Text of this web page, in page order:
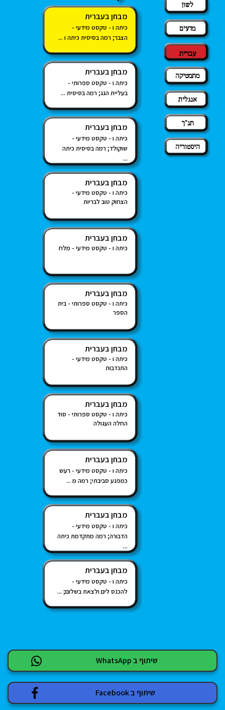
לשון
מדעים
עברית
מתמטיקה
אנגלית
תנ"ך
היסטוריה
מבחן בעברית
כיתה ו - טקסט מידעי -
הצבר; רמה בסיסית כיתה ו ...
מבחן בעברית
כיתה ו - טקסט ספרותי -
בעליית הגג; רמה בסיסית ...
מבחן בעברית
כיתה ו - טקסט מידעי -
שוקולד; רמה בסיסית כיתה
...
מבחן בעברית
כיתה ו - טקסט מידעי -
הצחוק טוב לבריות
מבחן בעברית
כיתה ו - טקסט מידעי - מלח
מבחן בעברית
כיתה ו - טקסט ספרותי - בית
הספר
מבחן בעברית
כיתה ו - טקסט מידעי -
התנדבות
מבחן בעברית
כיתה ו - טקסט ספרותי - סוד
החלה העגולה
מבחן בעברית
כיתה ו - טקסט מידעי - רעש
כמפגע סביבתי; רמה מ ...
מבחן בעברית
כיתה ו - טקסט מידעי -
הדבורה; רמה מתקדמת כיתה
...
מבחן בעברית
כיתה ו - טקסט מידעי -
להכנס לים ולצאת בשלום; ...
שיתוף ב WhatsApp
שיתוף ב Facebook